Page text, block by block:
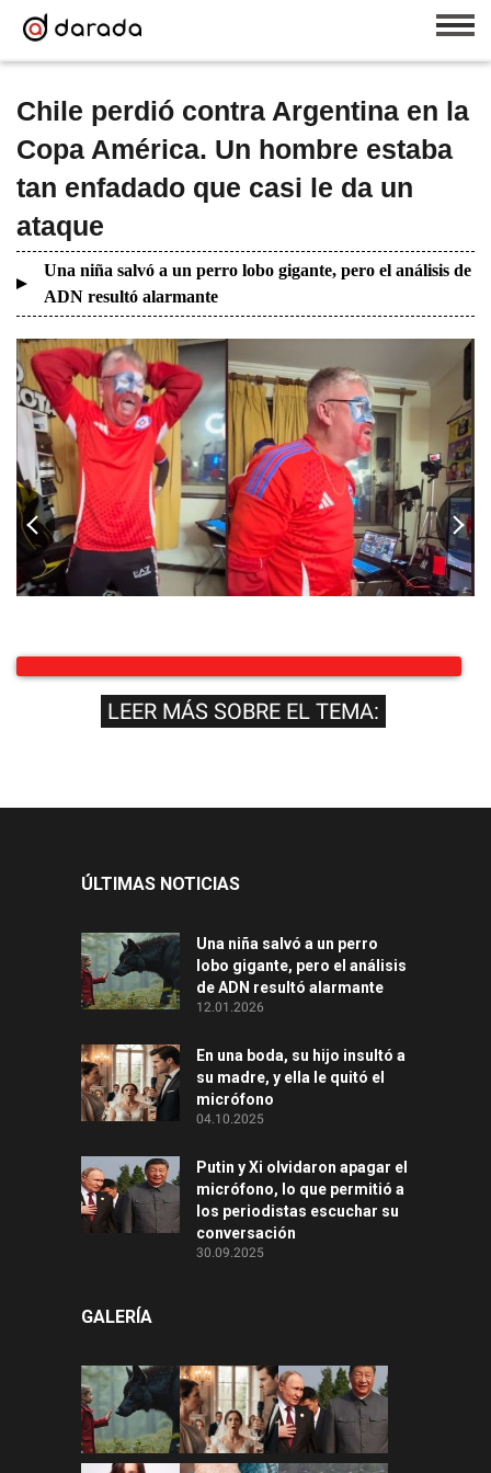
Chile perdió contra Argentina en la
Copa América. Un hombre estaba
tan enfadado que casi le da un
ataque
Una niña salvó a un perro lobo gigante, pero el análisis de
ADN resultó alarmante
LEER MÁS SOBRE EL TEMA:
ÚLTIMAS NOTICIAS
Una niña salvó a un perro
lobo gigante, pero el análisis
de ADN resultó alarmante
12.01.2026
En una boda, su hijo insultó a
su madre, y ella le quitó el
micrófono
04.10.2025
Putin y Xi olvidaron apagar el
micrófono, lo que permitió a
los periodistas escuchar su
conversación
30.09.2025
GALERÍA